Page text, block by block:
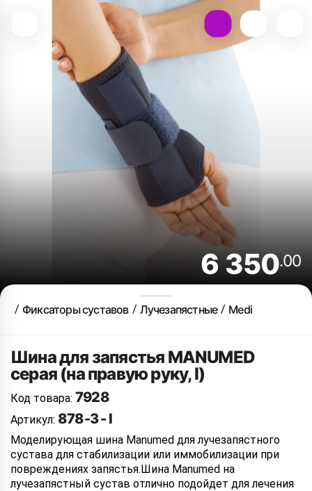
6 350.00
Фиксаторы суставов Лучезапястные Medi
Шина для запястья MANUMED
серая (на правую руку, I)
Код товара: 7928
Артикул: 878-3 - I
Моделирующая шина Manumed для лучезапястного
сустава для стабилизации или иммобилизации при
повреждениях запястья.Шина Manumed на
лучезапястный сустав отлично подойдет для лечения